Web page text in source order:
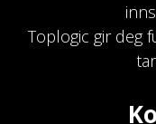
Toplogic gir deg